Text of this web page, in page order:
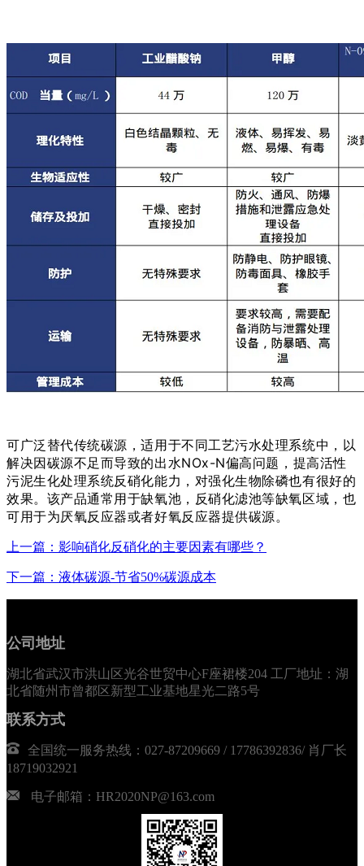
可广泛替代传统碳源，适用于不同工艺污水处理系统中，以
解决因碳源不足而导致的出水NOx-N偏高问题，提高活性
污泥生化处理系统反硝化能力，对强化生物除磷也有很好的
效果。该产品通常用于缺氧池，反硝化滤池等缺氧区域，也
可用于为厌氧反应器或者好氧反应器提供碳源。
上一篇：影响硝化反硝化的主要因素有哪些？
下一篇：液体碳源-节省50%碳源成本
公司地址
湖北省武汉市洪山区光谷世贸中心F座裙楼204 工厂地址：湖
北省随州市曾都区新型工业基地星光二路5号
联系方式
全国统一服务热线：027-87209669 / 17786392836/ 肖厂长
18719032921
电子邮箱：HR2020NP@163.com